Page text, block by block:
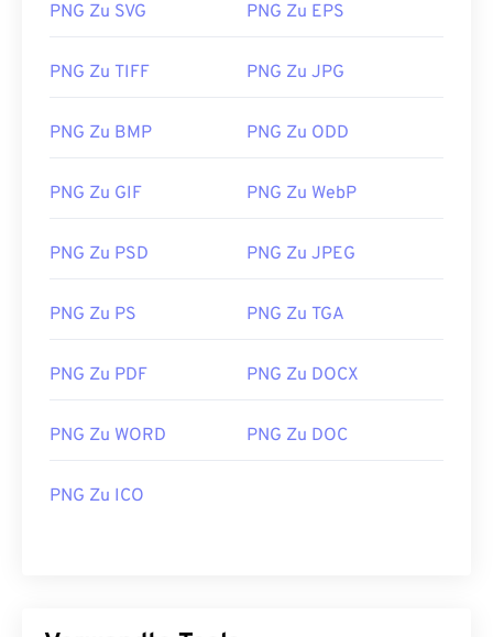
Verwandte PNG-Tools:
Bildern auszuwählen
PNG Zu SVG PNG Zu EPS
PNG Zu TIFF PNG Zu JPG
PNG Zu BMP PNG Zu ODD
PNG Zu GIF PNG Zu WebP
PNG Zu PSD PNG Zu JPEG
PNG Zu PS PNG Zu TGA
PNG Zu PDF PNG Zu DOCX
PNG Zu WORD PNG Zu DOC
PNG Zu ICO